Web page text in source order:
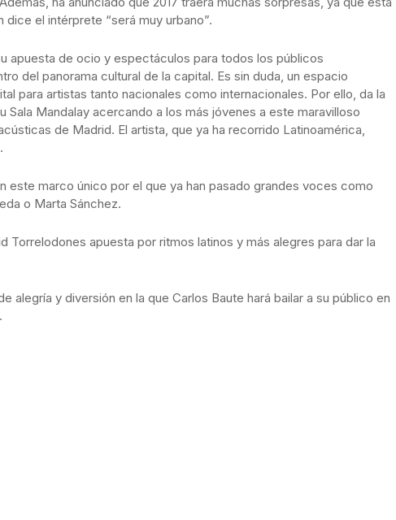
el intérprete “será muy urbano”.
apuesta de ocio y espectáculos para todos los públicos
del panorama cultural de la capital. Es sin duda, un espacio
para artistas tanto nacionales como internacionales. Por ello, da la
Sala Mandalay acercando a los más jóvenes a este maravilloso
de Madrid. El artista, que ya ha recorrido Latinoamérica,
este marco único por el que ya han pasado grandes voces como
o Marta Sánchez.
Torrelodones apuesta por ritmos latinos y más alegres para dar la
alegría y diversión en la que Carlos Baute hará bailar a su público en